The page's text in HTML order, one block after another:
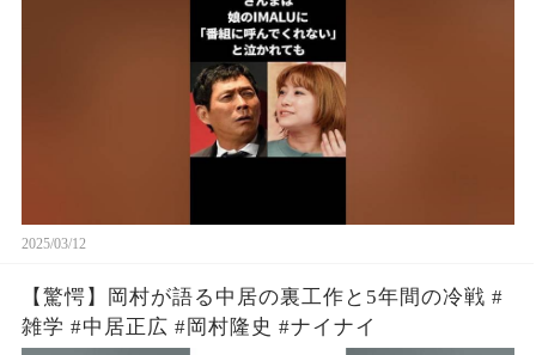
2025/03/12
【驚愕】岡村が語る中居の裏工作と5年間の冷戦 #
雑学 #中居正広 #岡村隆史 #ナイナイ